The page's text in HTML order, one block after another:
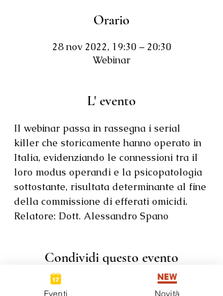
Orario
28 nov 2022, 19:30 – 20:30
Webinar
L' evento
Il webinar passa in rassegna i serial
killer che storicamente hanno operato in
Italia, evidenziando le connessioni tra il
loro modus operandi e la psicopatologia
sottostante, risultata determinante al fine
della commissione di efferati omicidi.
Relatore: Dott. Alessandro Spano
Condividi questo evento
Eventi Novità